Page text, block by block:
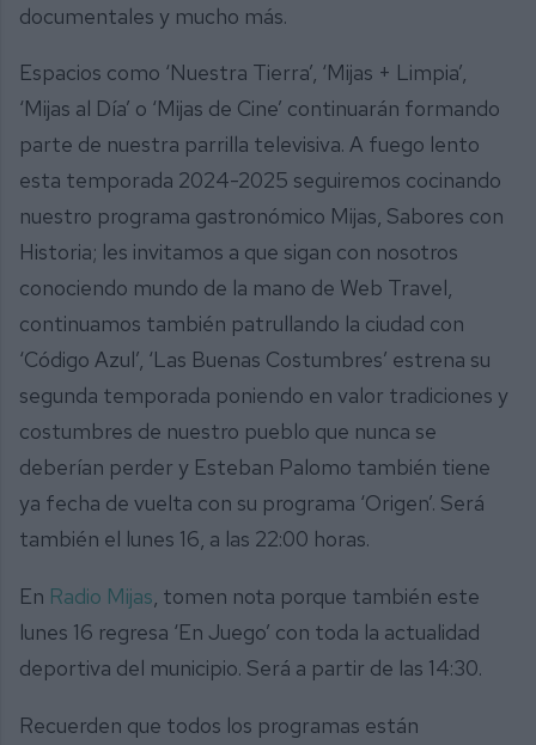
documentales y mucho más.
Espacios como ‘Nuestra Tierra’, ‘Mijas + Limpia’,
‘Mijas al Día’ o ‘Mijas de Cine’ continuarán formando
parte de nuestra parrilla televisiva. A fuego lento
esta temporada 2024-2025 seguiremos cocinando
nuestro programa gastronómico Mijas, Sabores con
Historia; les invitamos a que sigan con nosotros
conociendo mundo de la mano de Web Travel,
continuamos también patrullando la ciudad con
‘Código Azul’, ‘Las Buenas Costumbres’ estrena su
segunda temporada poniendo en valor tradiciones y
costumbres de nuestro pueblo que nunca se
deberían perder y Esteban Palomo también tiene
ya fecha de vuelta con su programa ‘Origen’. Será
también el lunes 16, a las 22:00 horas.
En Radio Mijas, tomen nota porque también este
lunes 16 regresa ‘En Juego’ con toda la actualidad
deportiva del municipio. Será a partir de las 14:30.
Recuerden que todos los programas están